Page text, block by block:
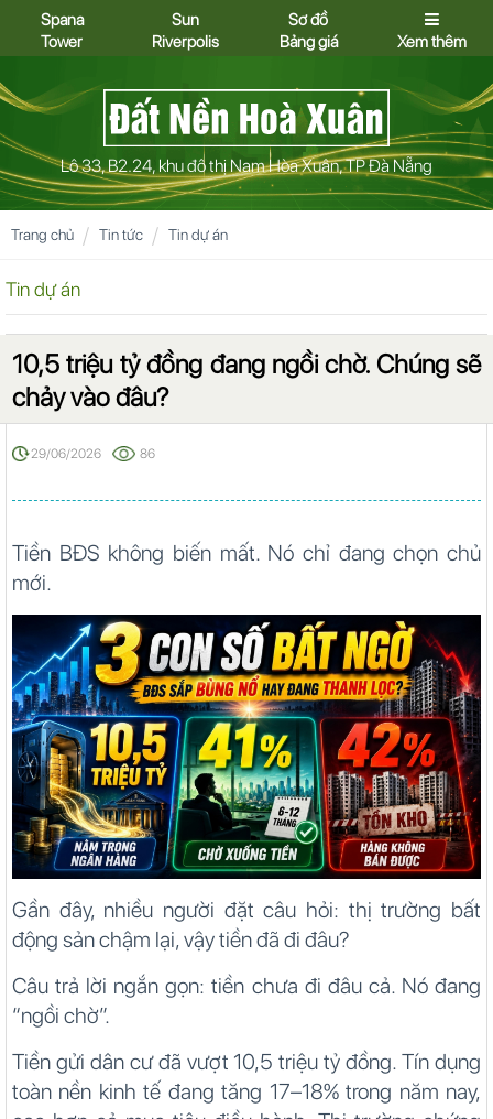
Spana
Tower
Sun
Riverpolis
Sơ đồ
Bảng giá
Xem thêm
Lô 33, B2.24, khu đô thị Nam Hòa Xuân, TP Đà Nẵng
Trang chủ Tin tức Tin dự án
Tin dự án
10,5 triệu tỷ đồng đang ngồi chờ. Chúng sẽ
chảy vào đâu?
29/06/2026 86
Tiền BĐS không biến mất. Nó chỉ đang chọn chủ
mới.
Gần đây, nhiều người đặt câu hỏi: thị trường bất
động sản chậm lại, vậy tiền đã đi đâu?
Câu trả lời ngắn gọn: tiền chưa đi đâu cả. Nó đang
“ngồi chờ”.
Tiền gửi dân cư đã vượt 10,5 triệu tỷ đồng. Tín dụng
toàn nền kinh tế đang tăng 17–18% trong năm nay,